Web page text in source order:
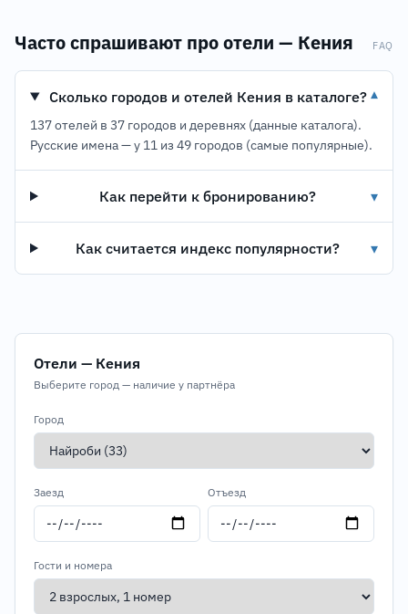
Часто спрашивают про отели — Кения FAQ
Сколько городов и отелей Кения в каталоге? ▾
137 отелей в 37 городов и деревнях (данные каталога).
Русские имена — у 11 из 49 городов (самые популярные).
Как перейти к бронированию? ▾
Как считается индекс популярности? ▾
Отели — Кения
Выберите город — наличие у партнёра
Город
Заезд Отъезд
Гости и номера